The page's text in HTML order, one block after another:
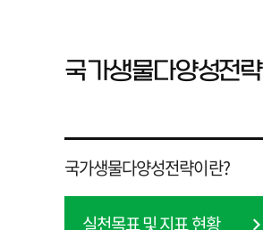
국가생물다양성전략
국가생물다양성전략이란?
실천목표 및 지표 현황